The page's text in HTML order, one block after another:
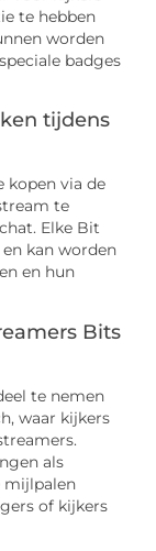
te hebben
worden
badges
tijdens
kopen via de
te
Elke Bit
kan worden
en hun
Bits
te nemen
waar kijkers
als
mijlpalen
of kijkers